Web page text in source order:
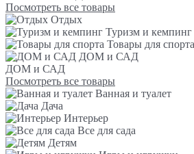
Посмотреть все товары
Отдых
Туризм и кемпинг
Товары для спорта
ДОМ и САД
ДОМ и САД
Посмотреть все товары
Ванная и туалет
Дача
Интерьер
Все для сада
Детям